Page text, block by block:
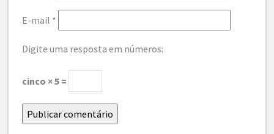
E-mail *
Digite uma resposta em números:
cinco × 5 =